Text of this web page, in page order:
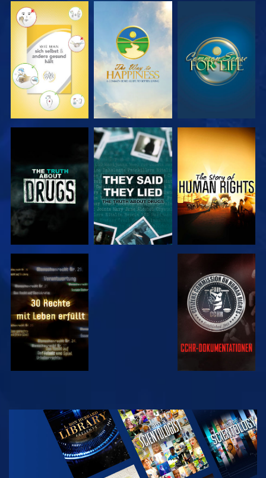
ANSEHEN ANSEHEN ANSEHEN
ANSEHEN ANSEHEN
ANSEHEN ANSEHEN
ANSEHEN
SERIE
ENTDECKEN